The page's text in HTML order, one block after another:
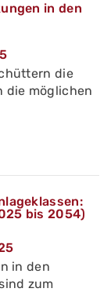
in den
die
die möglichen
bis 2054)
in den
zum